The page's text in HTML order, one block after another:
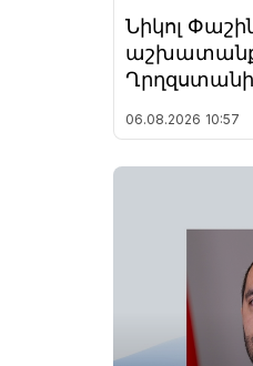
Նիկոլ
06.08.2026 10:57